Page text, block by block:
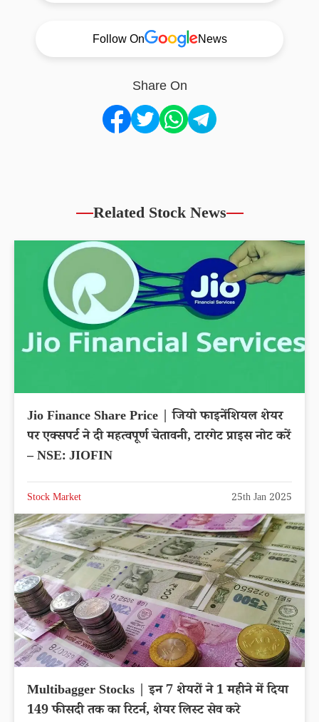
Follow On News
Share On
Related Stock News
Jio Finance Share Price | जियो फाइनेंशियल शेयर
पर एक्सपर्ट ने दी महत्वपूर्ण चेतावनी, टारगेट प्राइस नोट करें
– NSE: JIOFIN
Stock Market 25th Jan 2025
Multibagger Stocks | इन 7 शेयरों ने 1 महीने में दिया
149 फीसदी तक का रिटर्न, शेयर लिस्ट सेव करे